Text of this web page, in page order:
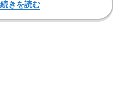
続きを読む